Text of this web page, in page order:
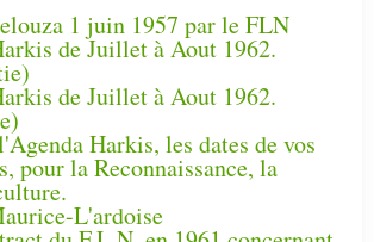
1 juin 1957 par le FLN
de Juillet à Aout 1962.
de Juillet à Aout 1962.
Harkis, les dates de vos
pour la Reconnaissance, la
L'ardoise